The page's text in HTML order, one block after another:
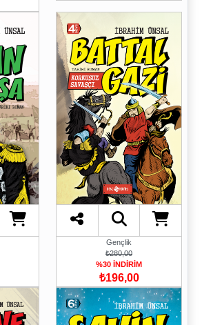
Gençlik
₺280,00
%30 İNDİRİM
₺196,00